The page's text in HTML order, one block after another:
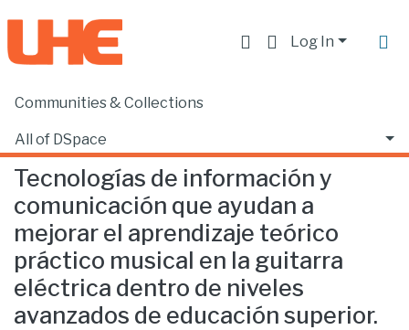
Log In
Communities & Collections
All of DSpace
Statistics
Home Escuela de Música
Tecnologías de información y
comunicación que ayudan a
mejorar el aprendizaje teórico
práctico musical en la guitarra
eléctrica dentro de niveles
avanzados de educación superior.